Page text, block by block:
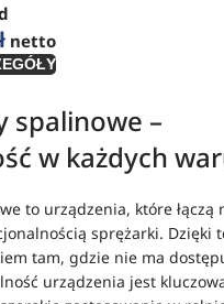
netto
spalinowe –
w każdych
to urządzenia, które łączą
sprężarki. Dzięki
tam, gdzie nie ma
urządzenia jest